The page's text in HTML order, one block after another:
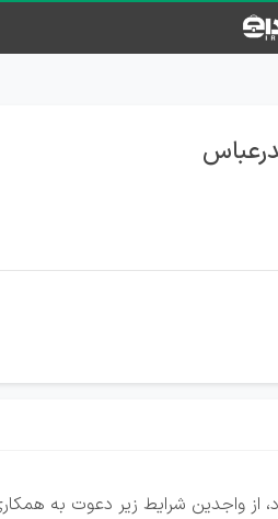
از واجدین شرایط زیر دعوت به